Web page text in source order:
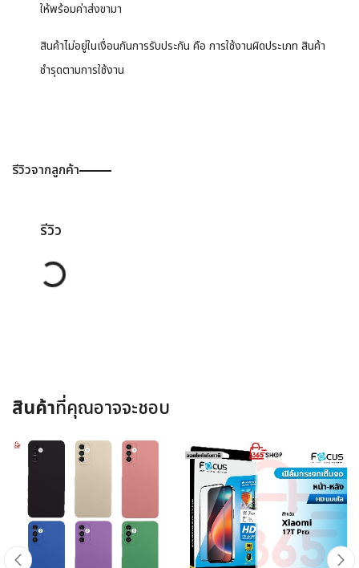
ให้พร้อมค่าส่งขามา
สินค้าไม่อยู่ในเงื่อนกันการรับประกัน คือ การใช้งานผิดประเภท สินค้า
ชำรุดตามการใช้งาน
รีวิวจากลูกค้า
รีวิว
Loading...
สินค้าที่คุณอาจจะชอบ